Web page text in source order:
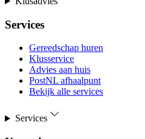
Services
Gereedschap huren
Klusservice
Advies aan huis
PostNL afhaalpunt
Bekijk alle services
Services